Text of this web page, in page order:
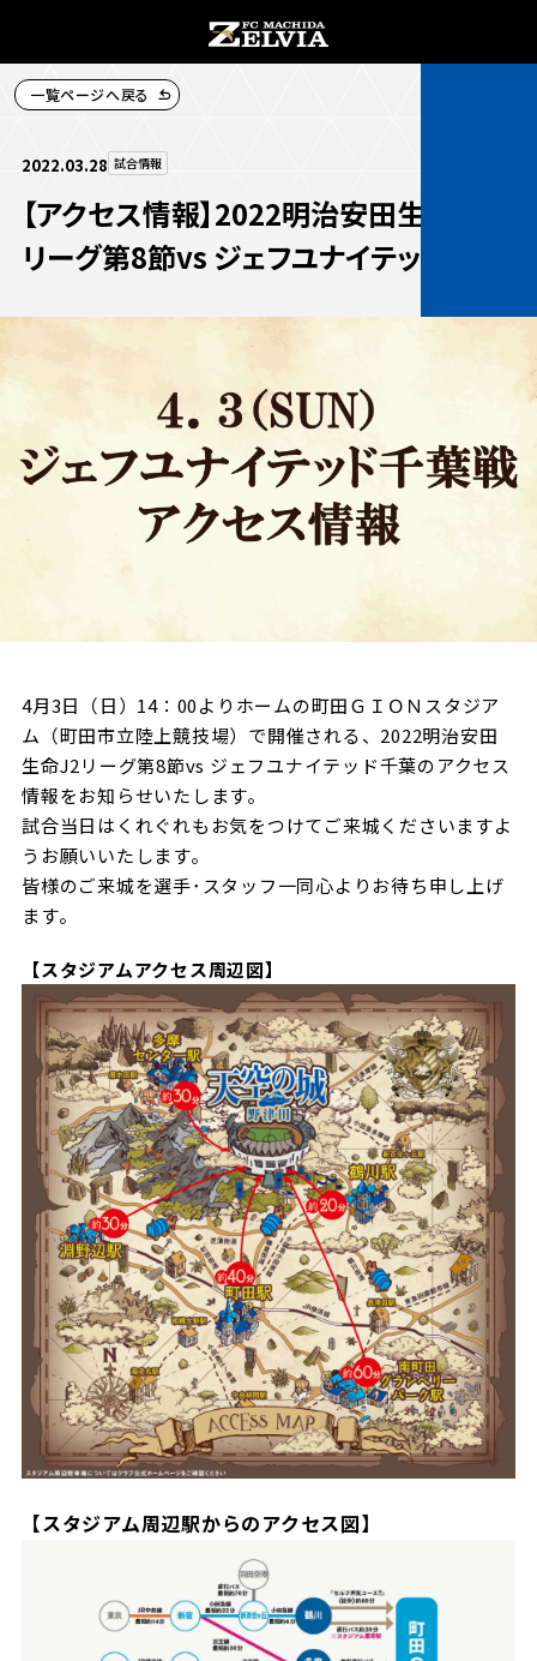
試合情報
メディア
ホームタウン活動
アカデミー
スクール
試合情報トップ
試合データ
観戦する
観戦するトップ
チケット販売スケジュール
️スタジアムを知る
スタジアムアクセス
スタジアムマップ
スタジアム観戦ガイド
観戦マナー＆ルール
ビジターサポーターの皆様へ
車イスでの観戦
試合運営管理規程
選手・スタッフ紹介
ファンになる
ファンになるトップ
ファンクラブ
クラブゼルビスタへの入会
シーズンシート
ＦＣ町田ゼルビアをサポート
トレーニングの見学・ファンサービス
ボランティア
ＦＣ町田ゼルビアカレンダー
三輪緑山ベースを利用
三輪緑山ベースご利用案内
グッズを買う
グッズを買うトップ
オンラインストア
ホームタウン
ホームタウントップ
ゼルビアアシスト協賛企業一覧
ゼルナビ
ゼル塾
ＦＣ町田ゼルビアスポーツクラブ
ＦＣ町田ゼルビアアカデミー
ゼルビアフットサルパーク
パートナー
パートナートップ
パートナー企業一覧
お問い合わせ利用規約肖像権・ロゴについてプライバシ
FOLLOW
一覧ページへ戻る
2022.03.28 試合情報
【アクセス情報】2022明治安田生命J2
リーグ第8節vs ジェフユナイテッド千葉
4月3日（日）14：00よりホームの町田ＧＩＯＮスタジア
ム（町田市立陸上競技場）で開催される、2022明治安田
生命J2リーグ第8節vs ジェフユナイテッド千葉のアクセス
情報をお知らせいたします。
試合当日はくれぐれもお気をつけてご来城くださいますよ
うお願いいたします。
皆様のご来城を選手･スタッフ一同心よりお待ち申し上げ
ます。
【スタジアムアクセス周辺図】
【スタジアム周辺駅からのアクセス図】